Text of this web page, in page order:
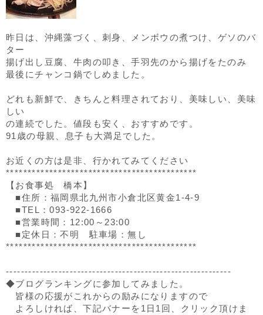
昨日は、沖縄藻づく、刺身、メンボウの煮つけ、ゲソのバ
ター
揚げ出し豆腐、牛肉の叩き、手羽先のから揚げをたのみ
最後にチャンコ鍋でしめました。
どれも新鮮で、きちんと料理されており、美味しい、美味
しい
の連続でした。値段も安く、おすすめです。
91歳の母親、息子も大満足でした。
お近くの方は是非、行かれてみてください
********************************************
【お食事処 橋本】
■住所：福岡県北九州市小倉北区黄金1-4-9
■TEL：093-922-1666
■営業時間：12:00～23:00
■定休日：不明 駐車場：無し
********************************************
------------------------------------------------------------
◆ブログランキングに参加してみました。
皆様の応援がこれからの励みになりますので
よろしければ、下記バナーを1日1回、クリック頂けま